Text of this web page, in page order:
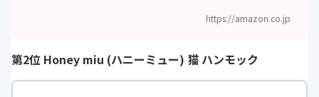
https://amazon.co.jp
第2位 Honey miu (ハニーミュー) 猫 ハンモック